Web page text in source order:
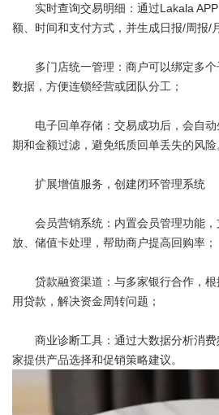
实时查询交易明细：通过Lakala
额、时间和支付方式，并生成日报/周报/
多门店统一管理：商户可以绑定多个
数据，方便连锁经营或团队分工；
电子回单存储：交易成功后，会自动
期和金额过滤，避免纸质回单丢失的风险
扩展增值服务，创建闭环管理系统
会员营销系统：内置会员管理功能，
放、储值卡处理，帮助商户提高回购率；
贷款融资渠道：与多家银行合作，根
用贷款，解决资金周转问题；
商业诊断工具：通过大数据分析消费
家提供产品选择和促销策略建议。